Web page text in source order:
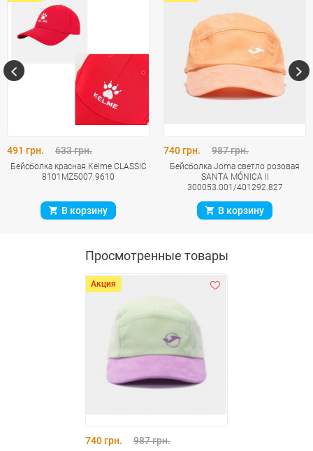
491 грн. 633 грн.
Бейсболка красная Kelme CLASSIC
8101MZ5007.9610
В корзину
740 грн. 987 грн.
Бейсболка Joma светло розовая
SANTA MÓNICA II
300053.001/401292.827
В корзину
Просмотренные товары
Акция
740 грн. 987 грн.